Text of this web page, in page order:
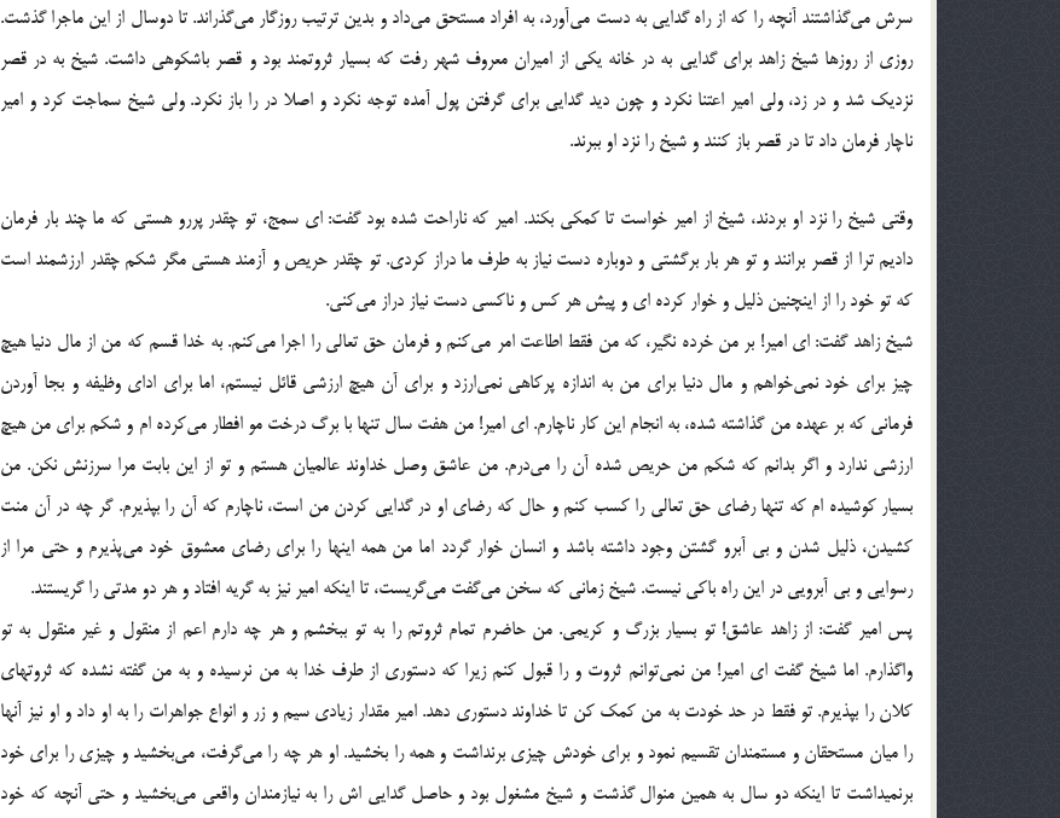
سرش می‌گذاشتند آنچه را که از راه گدایی به دست می‌آورد، به افراد مستحق می‌داد و بدین ترتیب روزگار می‌گذراند. تا دوسال از این ماجرا گذشت.
روزی از روزها شیخ زاهد برای گدایی به در خانه یکی از امیران معروف شهر رفت که بسیار ثروتمند بود و قصر باشکوهی داشت. شیخ به در قصر
نزدیک شد و در زد، ولی امیر اعتنا نکرد و چون دید گدایی برای گرفتن پول آمده توجه نکرد و اصلا در را باز نکرد. ولی شیخ سماجت کرد و امیر
ناچار فرمان داد تا در قصر باز کنند و شیخ را نزد او ببرند.
وقتی شیخ را نزد او بردند، شیخ از امیر خواست تا کمکی بکند. امیر که ناراحت شده بود گفت: ای سمج، تو چقدر پررو هستی که ما چند بار فرمان
دادیم ترا از قصر برانند و تو هر بار برگشتی و دوباره دست نیاز به طرف ما دراز کردی. تو چقدر حریص و آزمند هستی مگر شکم چقدر ارزشمند است
که تو خود را از اینچنین ذلیل و خوار کرده ای و پیش هر کس و ناکسی دست نیاز دراز می‌کنی.
شیخ زاهد گفت: ای امیر! بر من خرده نگیر، که من فقط اطاعت امر می‌کنم و فرمان حق تعالی را اجرا می‌کنم. به خدا قسم که من از مال دنیا هیچ
چیز برای خود نمی‌خواهم و مال دنیا برای من به اندازه پرکاهی نمی‌ارزد و برای آن هیچ ارزشی قائل نیستم، اما برای ادای وظیفه و بجا آوردن
فرمانی که بر عهده من گذاشته شده، به انجام این کار ناچارم. ای امیر! من هفت سال تنها با برگ درخت مو افطار می‌کرده ام و شکم برای من هیچ
ارزشی ندارد و اگر بدانم که شکم من حریص شده آن را می‌درم. من عاشق وصل خداوند عالمیان هستم و تو از این بابت مرا سرزنش نکن. من
بسیار کوشیده ام که تنها رضای حق تعالی را کسب کنم و حال که رضای او در گدایی کردن من است، ناچارم که آن را بپذیرم. گر چه در آن منت
کشیدن، ذلیل شدن و بی آبرو گشتن وجود داشته باشد و انسان خوار گردد اما من همه اینها را برای رضای معشوق خود می‌پذیرم و حتی مرا از
رسوایی و بی آبرویی در این راه باکی نیست. شیخ زمانی که سخن می‌گفت می‌گریست، تا اینکه امیر نیز به گریه افتاد و هر دو مدتی را گریستند.
پس امیر گفت: از زاهد عاشق! تو بسیار بزرگ و کریمی. من حاضرم تمام ثروتم را به تو ببخشم و هر چه دارم اعم از منقول و غیر منقول به تو
واگذارم. اما شیخ گفت ای امیر! من نمی‌توانم ثروت و را قبول کنم زیرا که دستوری از طرف خدا به من نرسیده و به من گفته نشده که ثروتهای
کلان را بپذیرم. تو فقط در حد خودت به من کمک کن تا خداوند دستوری دهد. امیر مقدار زیادی سیم و زر و انواع جواهرات را به او داد و او نیز آنها
را میان مستحقان و مستمندان تقسیم نمود و برای خودش چیزی برنداشت و همه را بخشید. او هر چه را می‌گرفت، می‌بخشید و چیزی را برای خود
برنمیداشت تا اینکه دو سال به همین منوال گذشت و شیخ مشغول بود و حاصل گدایی اش را به نیازمندان واقعی می‌بخشید و حتی آنچه که خود